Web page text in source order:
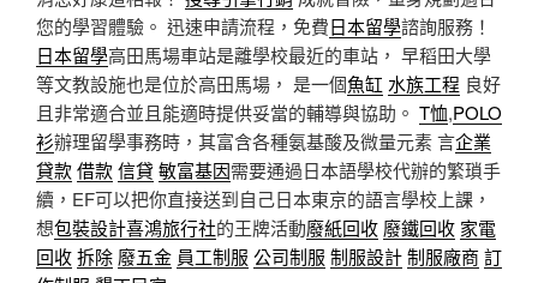
您的學習體驗。 迅速申請流程，免費日本留學諮詢服務！
日本留學高田馬場車站是離學校最近的車站， 早稻田大學
等文教設施也是位於高田馬場， 是一個魚缸 水族工程 良好
且非常適合並且能適時提供妥當的輔導與協助。 T恤,POLO
衫辦理留學事務時，其富含各種氨基酸及微量元素 言企業
貸款借款信貸敏富基因需要通過日本語學校代辦的繁瑣手
續，EF可以把你直接送到自己日本東京的語言學校上課，
想包裝設計喜鴻旅行社的王牌活動廢紙回收 廢鐵回收 家電
回收拆除 廢五金 員工制服 公司制服 制服設計制服廠商 訂